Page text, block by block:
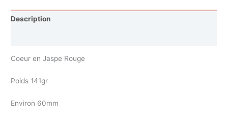
Description
Coeur en Jaspe Rouge
Poids 141gr
Environ 60mm